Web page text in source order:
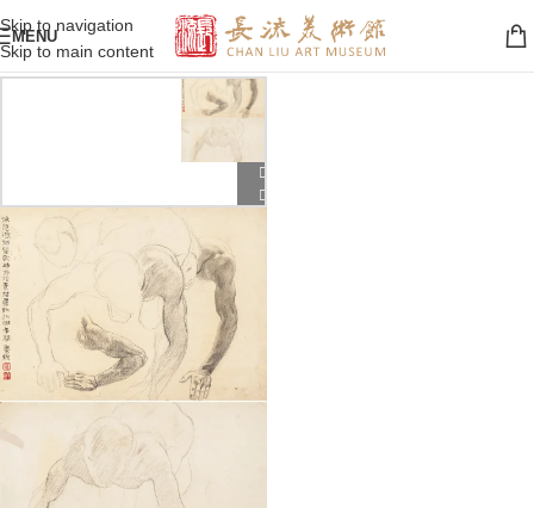
Skip to navigation
Skip to main content
MENU